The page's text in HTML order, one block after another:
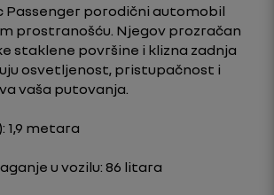
Passenger porodični automobil
prostranošću. Njegov prozračan
staklene površine i klizna zadnja
osvetljenost, pristupačnost i
vaša putovanja.
1,9 metara
u vozilu: 86 litara